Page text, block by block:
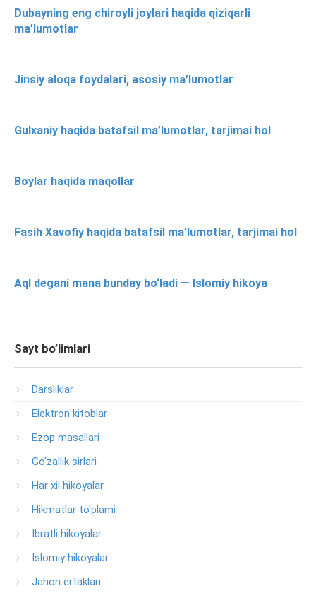
Dubayning eng chiroyli joylari haqida qiziqarli
ma’lumotlar
Jinsiy aloqa foydalari, asosiy ma’lumotlar
Gulxaniy haqida batafsil ma’lumotlar, tarjimai hol
Boylar haqida maqollar
Fasih Xavofiy haqida batafsil ma’lumotlar, tarjimai hol
Aql degani mana bunday bo‘ladi — Islomiy hikoya
Sayt bo’limlari
Darsliklar
Elektron kitoblar
Ezop masallari
Go'zallik sirlari
Har xil hikoyalar
Hikmatlar to'plami
Ibratli hikoyalar
Islomiy hikoyalar
Jahon ertaklari